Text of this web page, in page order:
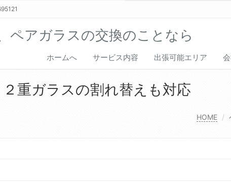
ペアガラスの交換のことなら
ホームへ サービス内容 出張可能エリア
重ガラスの割れ替えも対応
HOME